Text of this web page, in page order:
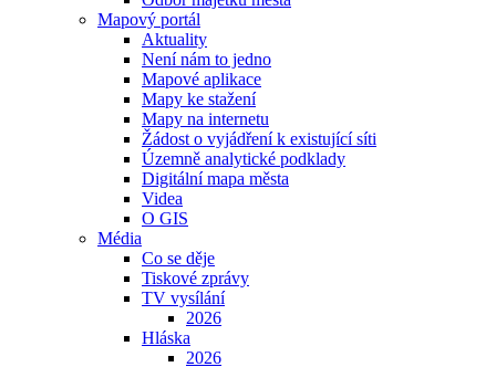
Mapový portál
Aktuality
Není nám to jedno
Mapové aplikace
Mapy ke stažení
Mapy na internetu
Žádost o vyjádření k existující síti
Územně analytické podklady
Digitální mapa města
Videa
O GIS
Média
Co se děje
Tiskové zprávy
TV vysílání
2026
Hláska
2026